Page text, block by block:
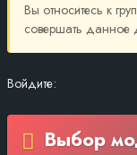
Вы относитесь к
совершать данное
Войдите:
Выбор